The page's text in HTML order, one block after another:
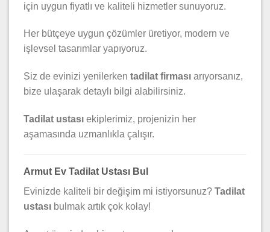
için uygun fiyatlı ve kaliteli hizmetler sunuyoruz.
Her bütçeye uygun çözümler üretiyor, modern ve
işlevsel tasarımlar yapıyoruz.
Siz de evinizi yenilerken tadilat firması arıyorsanız,
bize ulaşarak detaylı bilgi alabilirsiniz.
Tadilat ustası ekiplerimiz, projenizin her
aşamasında uzmanlıkla çalışır.
Armut Ev Tadilat Ustası Bul
Evinizde kaliteli bir değişim mi istiyorsunuz? Tadilat
ustası bulmak artık çok kolay!